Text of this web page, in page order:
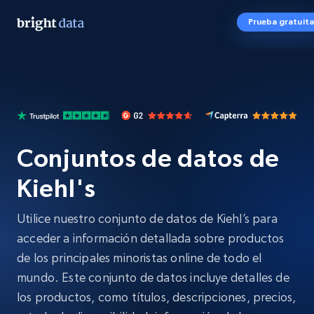
Prueba gratuita
Conjuntos de datos de
Kiehl's
Utilice nuestro conjunto de datos de Kiehl’s para
acceder a información detallada sobre productos
de los principales minoristas online de todo el
mundo. Este conjunto de datos incluye detalles de
los productos, como títulos, descripciones, precios,